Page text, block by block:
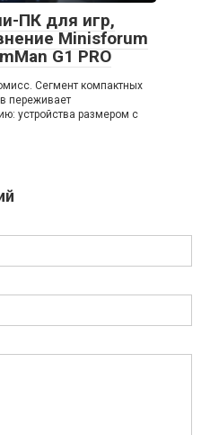
ПК для игр,
Minisforum
G1 PRO
Сегмент компактных
переживает
устройства размером с